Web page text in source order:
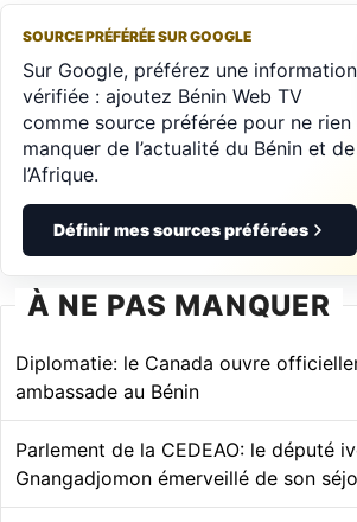
SOURCE PRÉFÉRÉE SUR GOOGLE
Sur Google, préférez une information
vérifiée : ajoutez Bénin Web TV
comme source préférée pour ne rien
manquer de l’actualité du Bénin et de
l’Afrique.
Définir mes sources préférées
À NE PAS MANQUER
Diplomatie: le Canada ouvre
ambassade au Bénin
Parlement de la CEDEAO: le député
Gnangadjomon émerveillé de son